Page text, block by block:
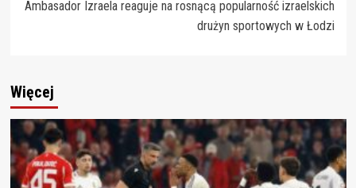
Ambasador Izraela reaguje na rosnącą popularność izraelskich
drużyn sportowych w Łodzi
Więcej